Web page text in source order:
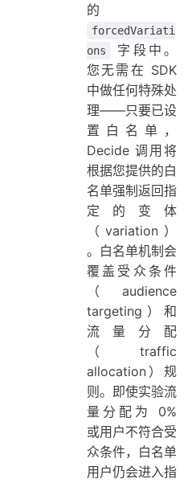
的
forcedVariati
ons
字段中。
您无需在 SDK
中做任何特殊处
理——只要已设
置白名单，
Decide 调用将
根据您提供的白
名单强制返回指
定的变体
（variation）
。白名单机制会
覆盖受众条件
（audience
targeting）和
流量分配
（traffic
allocation）规
则。即使实验流
量分配为 0%
或用户不符合受
众条件，白名单
用户仍会进入指